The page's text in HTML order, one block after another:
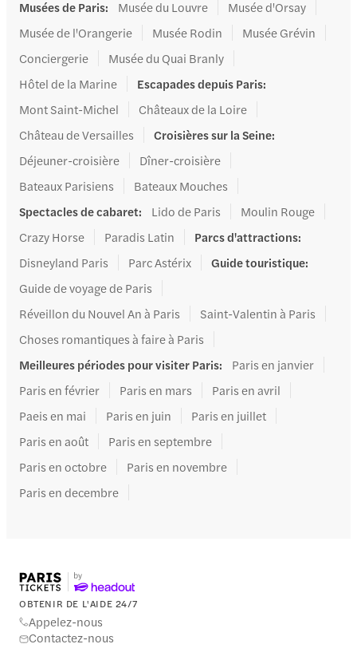
Musées de Paris: Musée du Louvre
Musée d'Orsay
Musée de l'Orangerie
Musée Rodin
Musée Grévin
Conciergerie
Musée du Quai Branly
Hôtel de la Marine
Escapades depuis Paris:
Mont Saint-Michel
Châteaux de la Loire
Château de Versailles
Croisières sur la Seine:
Déjeuner-croisière
Dîner-croisière
Bateaux Parisiens
Bateaux Mouches
Spectacles de cabaret: Lido de Paris
Moulin Rouge
Crazy Horse
Paradis Latin Parcs d'attractions:
Disneyland Paris
Parc Astérix Guide touristique:
Guide de voyage de Paris
Réveillon du Nouvel An à Paris
Saint-Valentin à Paris
Choses romantiques à faire à Paris
Meilleures périodes pour visiter Paris:
Paris en janvier
Paris en février
Paris en mars
Paris en avril
Paeis en mai
Paris en juin
Paris en juillet
Paris en août
Paris en septembre
Paris en octobre
Paris en novembre
Paris en decembre
OBTENIR DE L'AIDE 24/7
Appelez-nous
Contactez-nous